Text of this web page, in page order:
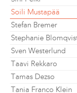
Soili Mustapää
Stefan Bremer
Stephanie
Sven Westerlund
Taavi Rekkaro
Tamas Dezso
Tania Franco Klein